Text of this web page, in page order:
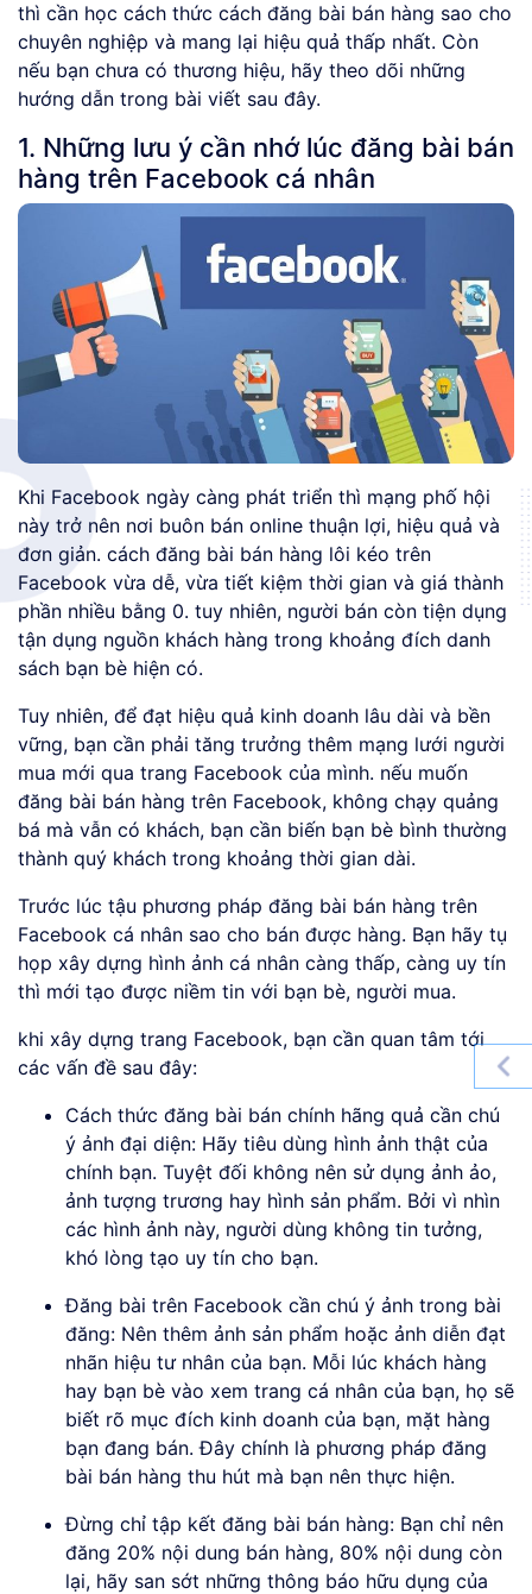
thì cần học cách thức cách đăng bài bán hàng sao cho
chuyên nghiệp và mang lại hiệu quả thấp nhất. Còn
nếu bạn chưa có thương hiệu, hãy theo dõi những
hướng dẫn trong bài viết sau đây.
1. Những lưu ý cần nhớ lúc đăng bài bán
hàng trên Facebook cá nhân
Khi Facebook ngày càng phát triển thì mạng phố hội
này trở nên nơi buôn bán online thuận lợi, hiệu quả và
đơn giản. cách đăng bài bán hàng lôi kéo trên
Facebook vừa dễ, vừa tiết kiệm thời gian và giá thành
phần nhiều bằng 0. tuy nhiên, người bán còn tiện dụng
tận dụng nguồn khách hàng trong khoảng đích danh
sách bạn bè hiện có.
Tuy nhiên, để đạt hiệu quả kinh doanh lâu dài và bền
vững, bạn cần phải tăng trưởng thêm mạng lưới người
mua mới qua trang Facebook của mình. nếu muốn
đăng bài bán hàng trên Facebook, không chạy quảng
bá mà vẫn có khách, bạn cần biến bạn bè bình thường
thành quý khách trong khoảng thời gian dài.
Trước lúc tậu phương pháp đăng bài bán hàng trên
Facebook cá nhân sao cho bán được hàng. Bạn hãy tụ
họp xây dựng hình ảnh cá nhân càng thấp, càng uy tín
thì mới tạo được niềm tin với bạn bè, người mua.
khi xây dựng trang Facebook, bạn cần quan tâm tới
các vấn đề sau đây:
Cách thức đăng bài bán chính hãng quả cần chú
ý ảnh đại diện: Hãy tiêu dùng hình ảnh thật của
chính bạn. Tuyệt đối không nên sử dụng ảnh ảo,
ảnh tượng trương hay hình sản phẩm. Bởi vì nhìn
các hình ảnh này, người dùng không tin tưởng,
khó lòng tạo uy tín cho bạn.
Đăng bài trên Facebook cần chú ý ảnh trong bài
đăng: Nên thêm ảnh sản phẩm hoặc ảnh diễn đạt
nhãn hiệu tư nhân của bạn. Mỗi lúc khách hàng
hay bạn bè vào xem trang cá nhân của bạn, họ sẽ
biết rõ mục đích kinh doanh của bạn, mặt hàng
bạn đang bán. Đây chính là phương pháp đăng
bài bán hàng thu hút mà bạn nên thực hiện.
Đừng chỉ tập kết đăng bài bán hàng: Bạn chỉ nên
đăng 20% nội dung bán hàng, 80% nội dung còn
lại, hãy san sớt những thông báo hữu dụng của